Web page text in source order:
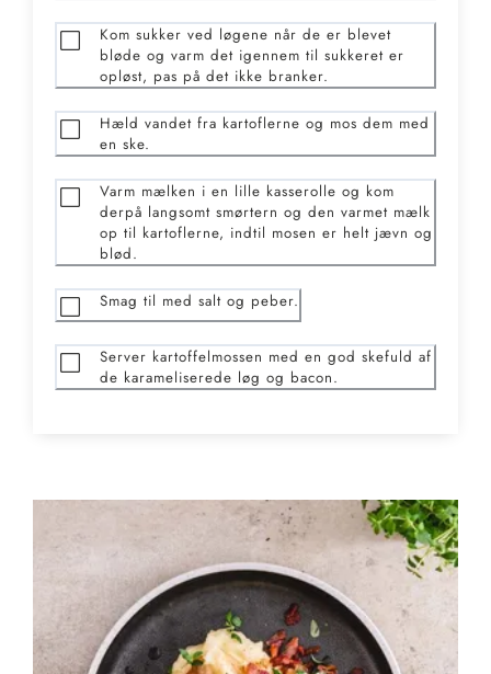
Kom sukker ved løgene når de er blevet
bløde og varm det igennem til sukkeret er
opløst, pas på det ikke branker.
Hæld vandet fra kartoflerne og mos dem med
en ske.
Varm mælken i en lille kasserolle og kom
derpå langsomt smørtern og den varmet mælk
op til kartoflerne, indtil mosen er helt jævn og
blød.
Smag til med salt og peber.
Server kartoffelmossen med en god skefuld af
de karameliserede løg og bacon.